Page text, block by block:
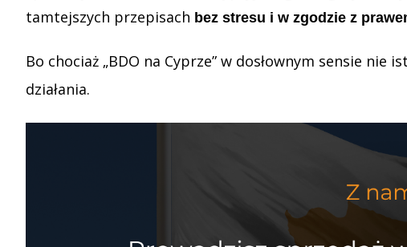
tamtejszych przepisach bez stresu i w zgodzie z
Bo chociaż „BDO na Cyprze” w dosłownym sensie nie
działania.